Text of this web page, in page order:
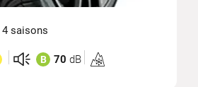
4 saisons
B 70 dB
Homologation